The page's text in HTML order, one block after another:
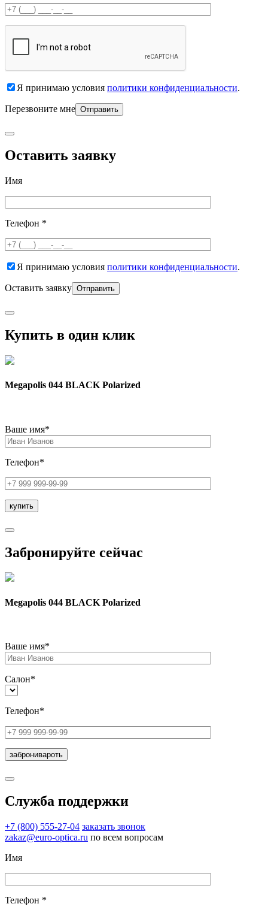
Я принимаю условия политики конфиденциальности.
Перезвоните мне
Оставить заявку
Имя
Телефон *
Я принимаю условия политики конфиденциальности.
Оставить заявку
Купить в один клик
Megapolis 044 BLACK Polarized
Ваше имя*
Телефон*
Забронируйте сейчас
Megapolis 044 BLACK Polarized
Ваше имя*
Салон*
Телефон*
Служба поддержки
+7 (800) 555-27-04 заказать звонок
zakaz@euro-optica.ru по всем вопросам
Имя
Телефон *